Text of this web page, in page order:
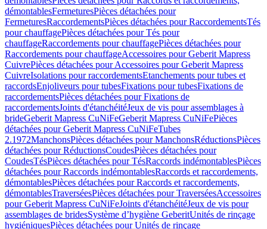
démontablesFermeturesPièces détachées pour
FermeturesRaccordementsPièces détachées pour RaccordementsTés
pour chauffagePièces détachées pour Tés pour
chauffageRaccordements pour chauffagePièces détachées pour
Raccordements pour chauffageAccessoires pour Geberit Mapress
CuivrePièces détachées pour Accessoires pour Geberit Mapress
CuivreIsolations pour raccordementsEtanchements pour tubes et
raccordsEnjoliveurs pour tubesFixations pour tubesFixations de
raccordementsPièces détachées pour Fixations de
raccordementsJoints d'étanchéitéJeux de vis pour assemblages à
brideGeberit Mapress CuNiFeGeberit Mapress CuNiFePièces
détachées pour Geberit Mapress CuNiFeTubes
2.1972ManchonsPièces détachées pour ManchonsRéductionsPièces
détachées pour RéductionsCoudesPièces détachées pour
CoudesTésPièces détachées pour TésRaccords indémontablesPièces
détachées pour Raccords indémontablesRaccords et raccordements,
démontablesPièces détachées pour Raccords et raccordements,
démontablesTraverséesPièces détachées pour TraverséesAccessoires
pour Geberit Mapress CuNiFeJoints d'étanchéitéJeux de vis pour
assemblages de bridesSystème d’hygiène GeberitUnités de rinçage
hygiéniquesPièces détachées pour Unités de rinçage